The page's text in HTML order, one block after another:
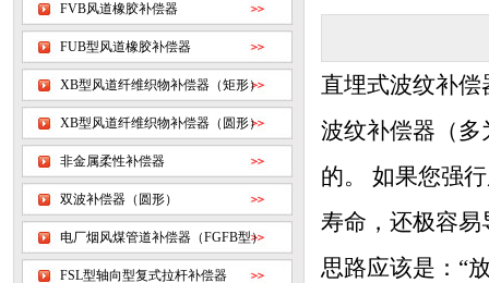
FVB风道橡胶补偿器
FUB型风道橡胶补偿器
XB型风道纤维织物补偿器（矩形）
XB型风道纤维织物补偿器（圆形）
非金属柔性补偿器
双波补偿器（圆形）
电厂烟风煤管道补偿器（FGFB型）
FSL型轴向型复式拉杆补偿器
直埋式波纹补
波纹补偿器（多
的。 如果您强
寿命，还极容
思路应该是：“